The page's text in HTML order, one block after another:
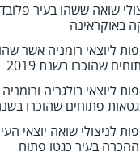
שואה ששהו בעיר
באוקראינה
ליוצאי רומניה אשר
שהוכרו בשנת 2019
ליוצאי בולגריה
פתוחים שהוכרו בשנת
לניצולי שואה יוצאי
בעיר כגטו פתוח